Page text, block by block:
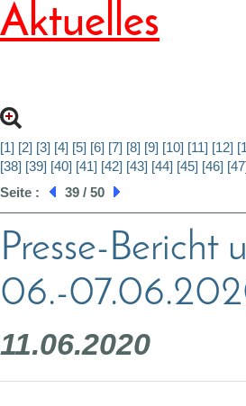
Aktuelles
[1] [2] [3] [4] [5] [6] [7] [8] [9] [10] [11] [12]
[38] [39] [40] [41] [42] [43] [44] [45] [46]
Seite :
39 / 50
Presse-
06.-
11.06.2020